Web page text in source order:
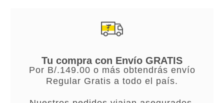
Tu compra con Envío GRATIS
Por B/.149.00 o más obtendrás envío
Regular Gratis a todo el país.